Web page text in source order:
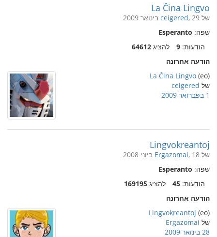
La Ĉina Lingvo
של ceigered, 29 בינואר 2009
שפה: Esperanto
הודעות: 9 להציג 64612
הודעה אחרונה
(eo)
La Ĉina Lingvo
של ceigered
1 בפברואר 2009
Lingvokreantoj
של Ergazomai, 18 ביוני 2008
שפה: Esperanto
הודעות: 45 להציג 169195
הודעה אחרונה
(eo)
Lingvokreantoj
של Ergazomai
28 בינואר 2009